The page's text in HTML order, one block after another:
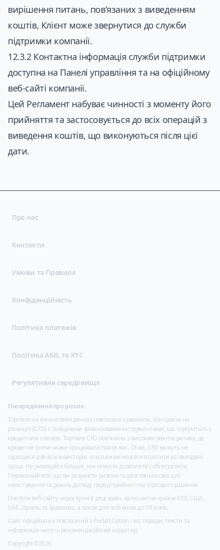
вирішення питань, пов’язаних з виведенням
коштів, Клієнт може звернутися до служби
підтримки компанії.
12.3.2 Контактна інформація служби підтримки
доступна на Панелі управління та на офіційному
веб-сайті компанії.
Цей Регламент набуває чинності з моменту його
прийняття та застосовується до всіх операцій з
виведення коштів, що виконуються після цієї
дати.
Про нас
Контакти
Умови та Правила(opens in new tab)
Конфіденційність(opens in new tab)
Політика платежів
Політика AML та KYC
Регулятивне середовище
Попередження про ризик:
Торгівля на фінансових ринках пов'язана з ризиком. Контракти на
різницю (CFD) є складними фінансовими інструментами, що торгуються з
кредитним плечем. Торгівля CFD пов'язана з високим рівнем ризику, де
кредитне плече може працювати проти вас. Отже, CFD можуть не
підходити для всіх інвесторів, оскільки ви можете втратити всі вкладені
гроші. Не ризикуйте більше, ніж можете дозволити собі втратити.
Переконайтеся, що ви розумієте ризики та розгляньте свої цілі
інвестування та рівень досвіду перед прийняттям торгового рішення
Послуги веб-сайту недоступні в ряді країн, включаючи країни ЄЕЗ, США,
ОАЕ, Ізраїль та Бразилію, а також для осіб віком до 18 років.
Сайт офіційно не пов'язаний з Pocket Option, і всі поради, тексти та
інформація носять рекомендаційний характер.
Copyright ©2026